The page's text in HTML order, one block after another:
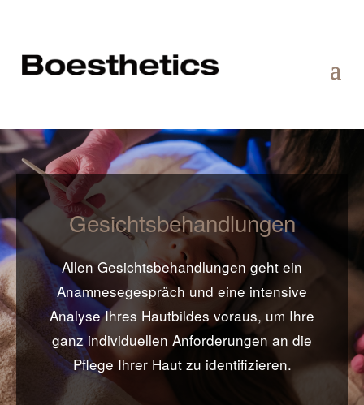
Gesichtsbehandlungen
Allen Gesichtsbehandlungen geht ein
Anamnesegespräch und eine intensive
Analyse Ihres Hautbildes voraus, um Ihre
ganz individuellen Anforderungen an die
Pflege Ihrer Haut zu identifizieren.